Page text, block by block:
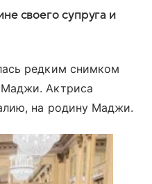
своего супруга и
редким снимком
Актриса
на родину Маджи.